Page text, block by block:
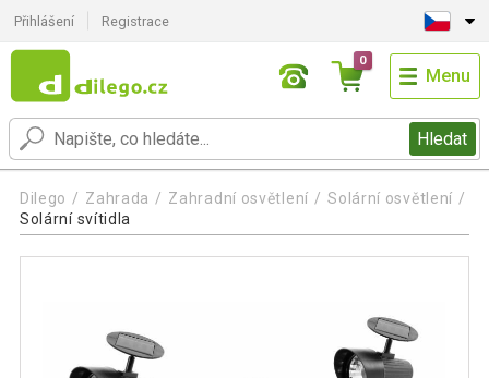
Přihlášení Registrace
Hledat
0
Menu
Dilego Zahrada Zahradní osvětlení
Solární osvětlení
Solární svítidla